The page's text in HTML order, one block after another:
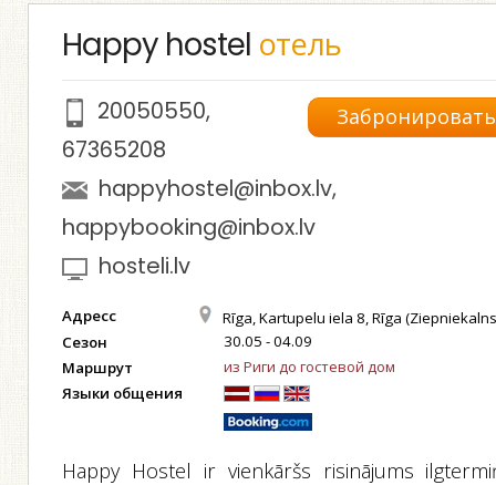
Happy hostel отель
Забронировать
20050550,
67365208
happyhostel@inbox.lv,
happybooking@inbox.lv
hosteli.lv
Адресс Rīga, Kartupelu iela 8, Rīga
Сезон 30.05 - 04.09
Маршрут из Риги до гостевой дом
Языки общения
Happy Hostel ir vienkāršs risinājums